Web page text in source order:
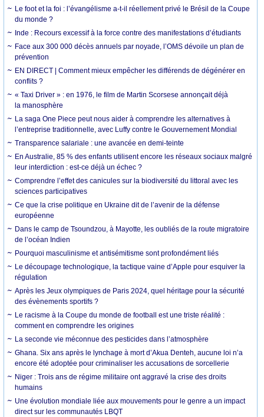
Le foot et la foi : l’évangélisme a-t-il réellement privé le Brésil de la Coupe
du monde ?
Inde : Recours excessif à la force contre des manifestations d’étudiants
Face aux 300 000 décès annuels par noyade, l’OMS dévoile un plan de
prévention
EN DIRECT | Comment mieux empêcher les différends de dégénérer en
conflits ?
« Taxi Driver » : en 1976, le film de Martin Scorsese annonçait déjà
la manosphère
La saga One Piece peut nous aider à comprendre les alternatives à
l’entreprise traditionnelle, avec Luffy contre le Gouvernement Mondial
Transparence salariale : une avancée en demi-teinte
En Australie, 85 % des enfants utilisent encore les réseaux sociaux malgré
leur interdiction : est-ce déjà un échec ?
Comprendre l’effet des canicules sur la biodiversité du littoral avec les
sciences participatives
Ce que la crise politique en Ukraine dit de l’avenir de la défense
européenne
Dans le camp de Tsoundzou, à Mayotte, les oubliés de la route migratoire
de l’océan Indien
Pourquoi masculinisme et antisémitisme sont profondément liés
Le découpage technologique, la tactique vaine d’Apple pour esquiver la
régulation
Après les Jeux olympiques de Paris 2024, quel héritage pour la sécurité
des évènements sportifs ?
Le racisme à la Coupe du monde de football est une triste réalité :
comment en comprendre les origines
La seconde vie méconnue des pesticides dans l’atmosphère
Ghana. Six ans après le lynchage à mort d’Akua Denteh, aucune loi n’a
encore été adoptée pour criminaliser les accusations de sorcellerie
Niger : Trois ans de régime militaire ont aggravé la crise des droits
humains
Une évolution mondiale liée aux mouvements pour le genre a un impact
direct sur les communautés LBQT